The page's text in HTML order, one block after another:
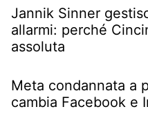
Jannik Sinner
allarmi: perché
assoluta
Meta condannata a
cambia Facebook e